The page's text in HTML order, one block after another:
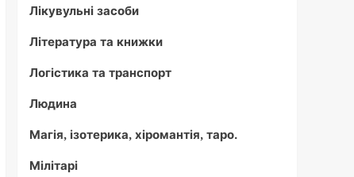
Лікувульні засоби
Література та книжки
Логістика та транспорт
Людина
Магія, ізотерика, хіромантія, таро.
Мілітарі